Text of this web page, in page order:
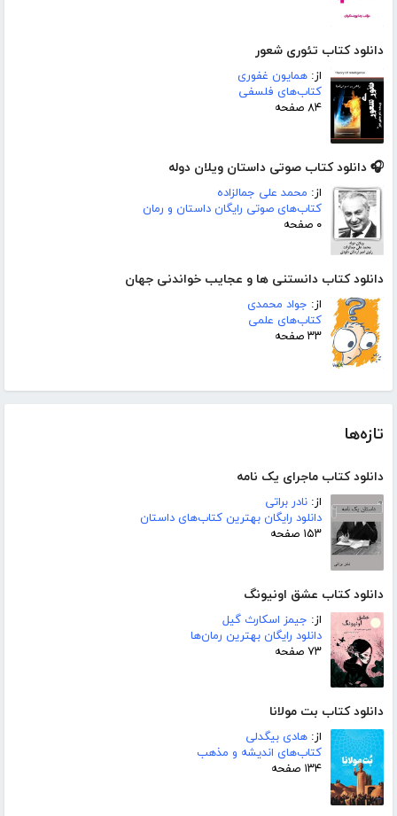
دانلود کتاب تئوری شعور
از: همایون غفوری
کتاب‌های فلسفی
۸۴ صفحه
🎧 دانلود کتاب صوتی داستان ویلان دوله
از: محمد علی جمالزاده
کتاب‌های صوتی رایگان داستان و رمان
۰ صفحه
دانلود کتاب دانستنی ھا و عجایب خواندنی جھان
از: جواد محمدی
کتاب‌های علمی
۳۳ صفحه
تازه‌ها
دانلود کتاب ماجرای یک نامه
از: نادر براتی
دانلود رایگان بهترین کتاب‌های داستان
۱۵۳ صفحه
دانلود کتاب عشق اونیونگ
از: جیمز اسکارث گیل
دانلود رایگان بهترین رمان‌ها
۷۳ صفحه
دانلود کتاب بت مولانا
از: هادی بیگدلی
کتاب‌های اندیشه و مذهب
۱۳۴ صفحه